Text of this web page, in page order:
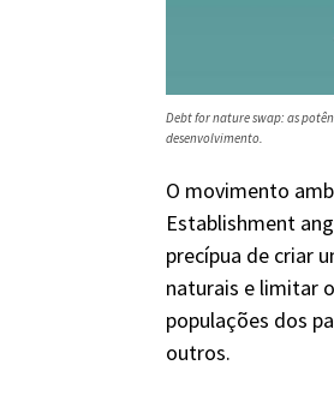
Debt for nature swap: as
desenvolvimento.
O movimento
Establishment
precípua de criar
naturais e limitar
populações dos
outros.